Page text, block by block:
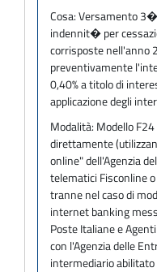
Cosa:Versamento
indennit� per
corrisposte nell'anno
preventivamente
0,40% a titolo di
applicazione degli
Modalità: Modello
direttamente
online" dell'Agenzia
telematici Fisconline
tranne nel caso di
internet banking
Poste Italiane e
con l'Agenzia delle
intermediario abilitato